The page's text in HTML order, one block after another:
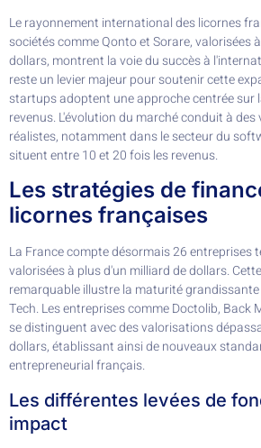
Le rayonnement international des licornes
sociétés comme Qonto et Sorare, valorisées
dollars, montrent la voie du succès à
reste un levier majeur pour soutenir cette
startups adoptent une approche centrée sur
revenus. L'évolution du marché conduit à
réalistes, notamment dans le secteur du
situent entre 10 et 20 fois les revenus.
Les stratégies de
licornes françaises
La France compte désormais 26 entreprises
valorisées à plus d'un milliard de dollars.
remarquable illustre la maturité
Tech. Les entreprises comme Doctolib, Back
se distinguent avec des valorisations
dollars, établissant ainsi de nouveaux
entrepreneurial français.
Les différentes levées de
impact